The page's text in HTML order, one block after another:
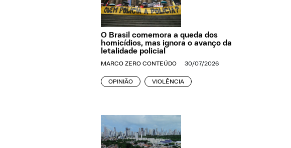
O Brasil comemora a queda dos
homicídios, mas ignora o avanço da
letalidade policial
MARCO ZERO CONTEÚDO 30/07/2026
OPINIÃO VIOLÊNCIA